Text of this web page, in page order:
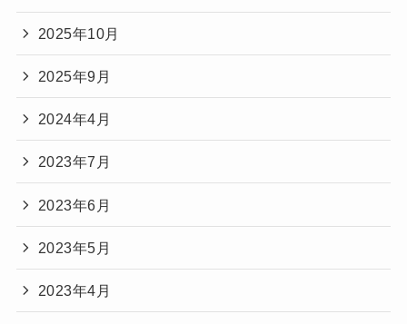
2025年10月
2025年9月
2024年4月
2023年7月
2023年6月
2023年5月
2023年4月